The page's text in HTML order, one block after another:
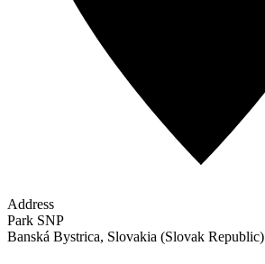
Address
Park SNP
Banská Bystrica, Slovakia (Slovak Republic)